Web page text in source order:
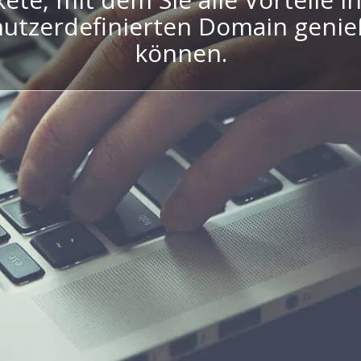
Domain
können.